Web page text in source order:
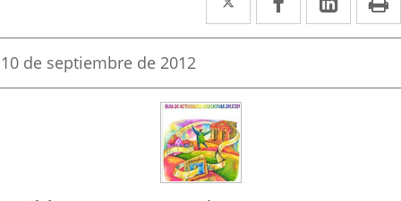
a
aplicación
externa.
a
aplicación
a
Fecha
la
10 de septiembre de 2012